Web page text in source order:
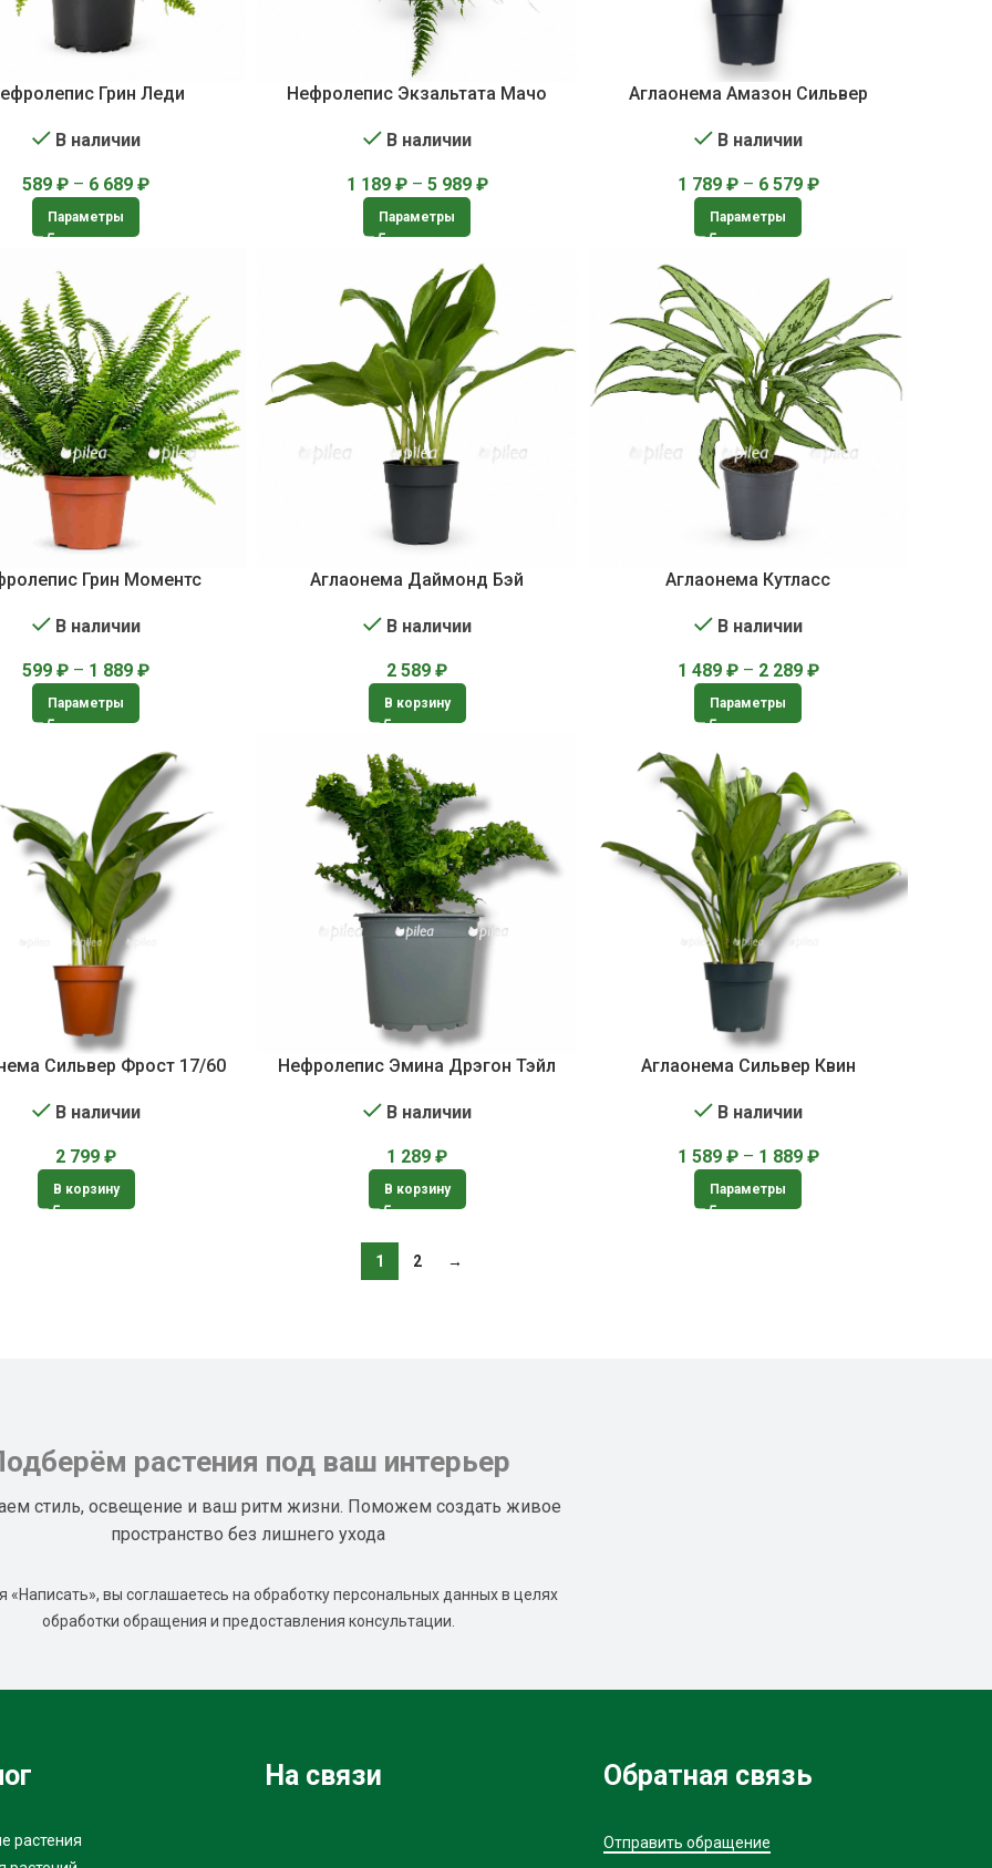
Грин Леди
В наличии
589₽ – 6 689₽
Параметры
Нефролепис Экзальтата Мачо
В наличии
1 189 ₽ – 5 989 ₽
Параметры
Аглаонема Амазон Сильвер
В наличии
1 789 ₽ – 6 579 ₽
Параметры
Грин Моментс
В наличии
599₽ – 1 889₽
Параметры
Аглаонема Даймонд Бэй
В наличии
2 589₽
В корзину
Аглаонема Кутласс
В наличии
1 489 ₽ – 2 289 ₽
Параметры
Сильвер Фрост 17/60
В наличии
2 799₽
В корзину
Нефролепис Эмина Дрэгон Тэйл
В наличии
1 289₽
В корзину
Аглаонема Сильвер Квин
В наличии
1 589 ₽ – 1 889 ₽
Параметры
1 2 →
растения под ваш интерьер
стиль, освещение и ваш ритм жизни. Поможем создать живое
пространство без лишнего ухода
вы соглашаетесь на обработку персональных данных в целях
обработки обращения и предоставления консультации.
растения
На связи Обратная связь
Отправить обращение